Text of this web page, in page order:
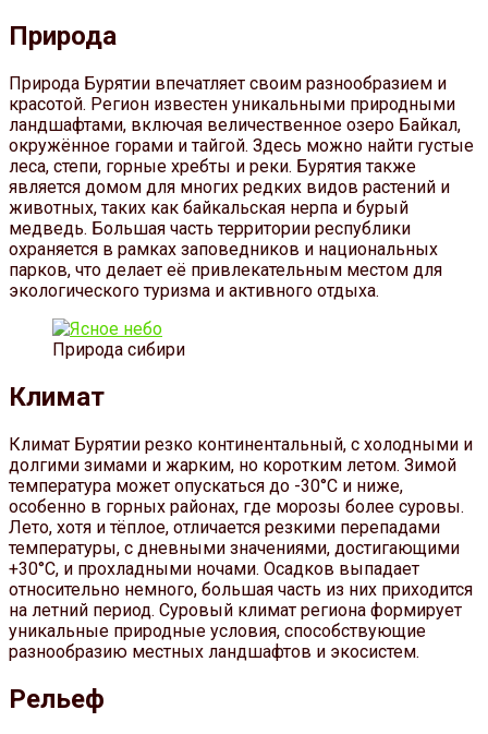
Природа
Природа Бурятии впечатляет своим разнообразием и
красотой. Регион известен уникальными природными
ландшафтами, включая величественное озеро Байкал,
окружённое горами и тайгой. Здесь можно найти густые
леса, степи, горные хребты и реки. Бурятия также
является домом для многих редких видов растений и
животных, таких как байкальская нерпа и бурый
медведь. Большая часть территории республики
охраняется в рамках заповедников и национальных
парков, что делает её привлекательным местом для
экологического туризма и активного отдыха.
Природа сибири
Климат
Климат Бурятии резко континентальный, с холодными и
долгими зимами и жарким, но коротким летом. Зимой
температура может опускаться до -30°C и ниже,
особенно в горных районах, где морозы более суровы.
Лето, хотя и тёплое, отличается резкими перепадами
температуры, с дневными значениями, достигающими
+30°C, и прохладными ночами. Осадков выпадает
относительно немного, большая часть из них приходится
на летний период. Суровый климат региона формирует
уникальные природные условия, способствующие
разнообразию местных ландшафтов и экосистем.
Рельеф